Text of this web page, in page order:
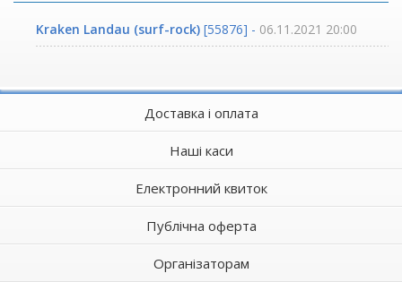
Kraken Landau (surf-rock) [55876] - 06.11.2021 20:00
Доставка і оплата
Наші каси
Електронний квиток
Публічна оферта
Організаторам